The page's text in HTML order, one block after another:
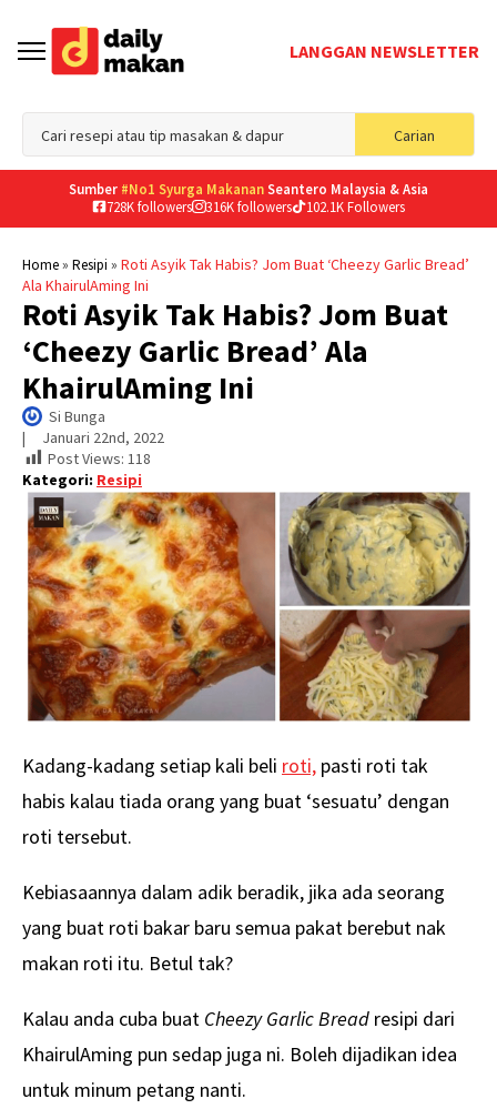
LANGGAN NEWSLETTER
Carian
for:
Sumber #No1 Syurga MakananSeantero Malaysia & Asia
728K followers
316K followers 102.1K Followers
Home» Resipi » Roti Asyik Tak Habis? Jom Buat ‘Cheezy Garlic Bread’
Ala KhairulAming Ini
Roti Asyik Tak Habis? Jom Buat
‘Cheezy Garlic Bread’ Ala
KhairulAming Ini
Si Bunga
| Januari 22nd, 2022
Post Views: 118
Kategori: Resipi
Kadang-kadang setiap kali beli roti, pasti roti tak
habis kalau tiada orang yang buat ‘sesuatu’ dengan
roti tersebut.
Kebiasaannya dalam adik beradik, jika ada seorang
yang buat roti bakar baru semua pakat berebut nak
makan roti itu. Betul tak?
Kalau anda cuba buat Cheezy Garlic Bread resipi dari
KhairulAming pun sedap juga ni. Boleh dijadikan idea
untuk minum petang nanti.